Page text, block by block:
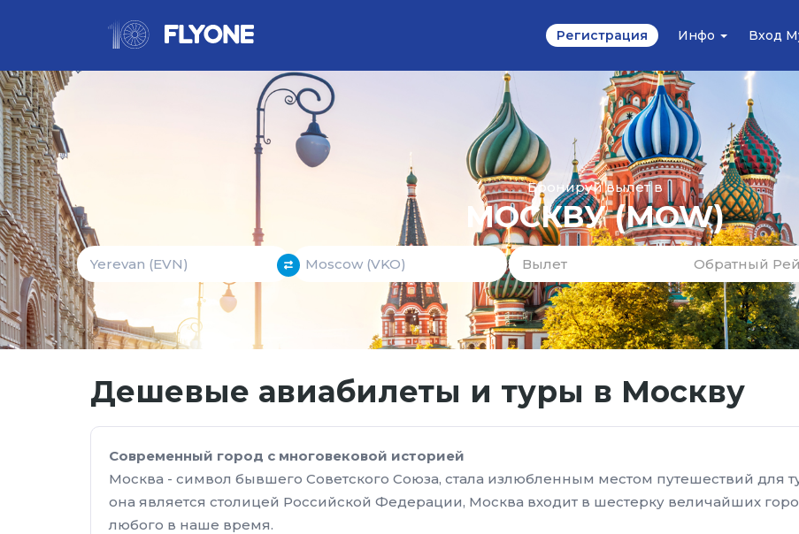
Регистрация Инфо Вход
Бронируй вылет в
МОСКВУ(MOW)
Дешевые авиабилеты и туры в Москву
Современный город с многовековой историей
Москва - символ бывшего Советского Союза, стала излюбленным местом путешествий для
она является столицей Российской Федерации, Москва входит в шестерку величайших
любого в наше время.